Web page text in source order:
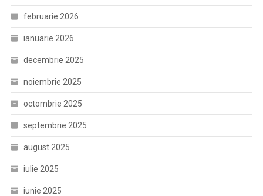
februarie 2026
ianuarie 2026
decembrie 2025
noiembrie 2025
octombrie 2025
septembrie 2025
august 2025
iulie 2025
iunie 2025